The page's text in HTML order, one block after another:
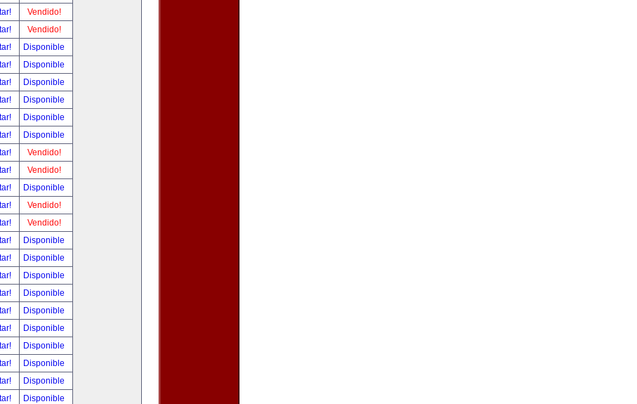
Vendido!
Vendido!
Disponible
Disponible
Disponible
Disponible
Disponible
Disponible
Vendido!
Vendido!
Disponible
Vendido!
Vendido!
Disponible
Disponible
Disponible
Disponible
Disponible
Disponible
Disponible
Disponible
Disponible
Disponible